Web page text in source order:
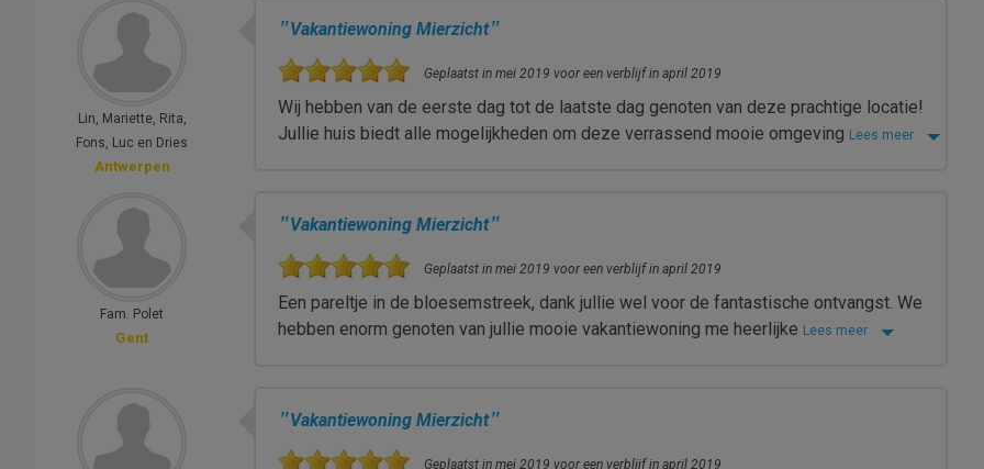
Lin, Mariette, Rita,
Fons, Luc en Dries
Antwerpen
"Vakantiewoning Mierzicht"
Geplaatst in mei 2019 voor een verblijf in april 2019
Wij hebben van de eerste dag tot de laatste dag genoten van deze prachtige locatie!
Jullie huis biedt alle mogelijkheden om deze verrassend mooie omgeving Lees meer
Fam. Polet
Gent
"Vakantiewoning Mierzicht"
Geplaatst in mei 2019 voor een verblijf in april 2019
Een pareltje in de bloesemstreek, dank jullie wel voor de fantastische ontvangst. We
hebben enorm genoten van jullie mooie vakantiewoning me heerlijke Lees meer
"Vakantiewoning Mierzicht"
Geplaatst in mei 2019 voor een verblijf in april 2019